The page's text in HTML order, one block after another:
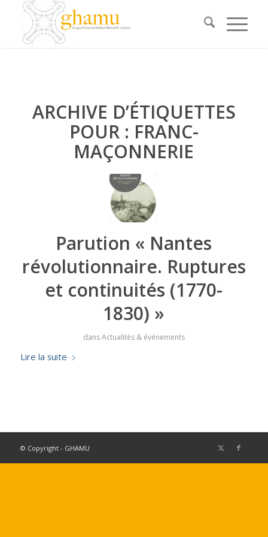
ARCHIVE D’ÉTIQUETTES
POUR : FRANC-
MAÇONNERIE
Parution « Nantes
révolutionnaire. Ruptures
et continuités (1770-
1830) »
dansActualités & événements
Lire la suite
© Copyright - GHAMU